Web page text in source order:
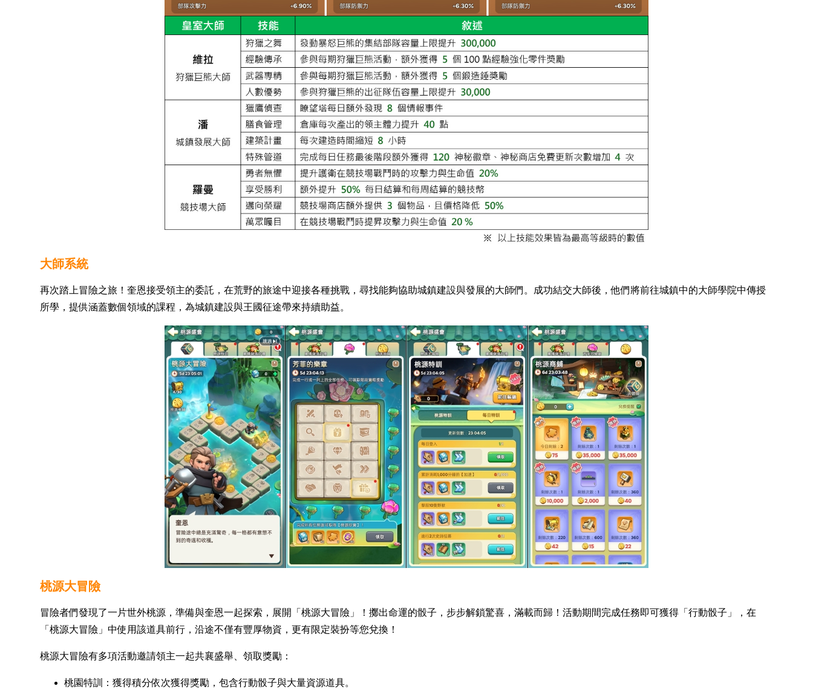
大師系統
再次踏上冒險之旅！奎恩接受領主的委託，在荒野的旅途中迎接各種挑戰，尋找能夠協助城鎮建設與發展的大師們。成功結交大師後，他們將前往城鎮中的大師學院中傳授
所學，提供涵蓋數個領域的課程，為城鎮建設與王國征途帶來持續助益。
桃源大冒險
冒險者們發現了一片世外桃源，準備與奎恩一起探索，展開「桃源大冒險」！擲出命運的骰子，步步解鎖驚喜，滿載而歸！活動期間完成任務即可獲得「行動骰子」，在
「桃源大冒險」中使用該道具前行，沿途不僅有豐厚物資，更有限定裝扮等您兌換！
桃源大冒險有多項活動邀請領主一起共襄盛舉、領取獎勵：
桃園特訓：獲得積分依次獲得獎勵，包含行動骰子與大量資源道具。